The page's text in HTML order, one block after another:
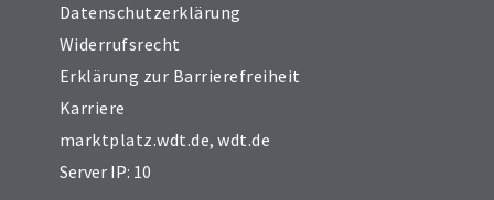
Datenschutzerklärung
Widerrufsrecht
Erklärung zur Barrierefreiheit
Karriere
marktplatz.wdt.de,wdt.de
Server IP: 10